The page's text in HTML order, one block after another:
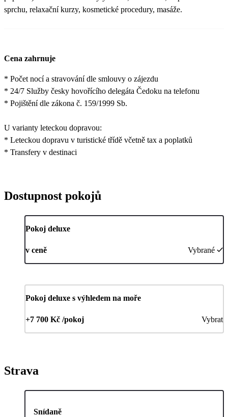
sprchu, relaxační kurzy, kosmetické procedury, masáže.
Cena zahrnuje
* Počet nocí a stravování dle smlouvy o zájezdu
* 24/7 Služby česky hovořícího delegáta Čedoku na telefonu
* Pojištění dle zákona č. 159/1999 Sb.
U varianty leteckou dopravou:
* Leteckou dopravu v turistické třídě včetně tax a poplatků
* Transfery v destinaci
Dostupnost pokojů
Pokoj deluxe
v ceně Vybrané
Pokoj deluxe s výhledem na moře
+7 700 Kč /pokoj Vybrat
Strava
Snídaně